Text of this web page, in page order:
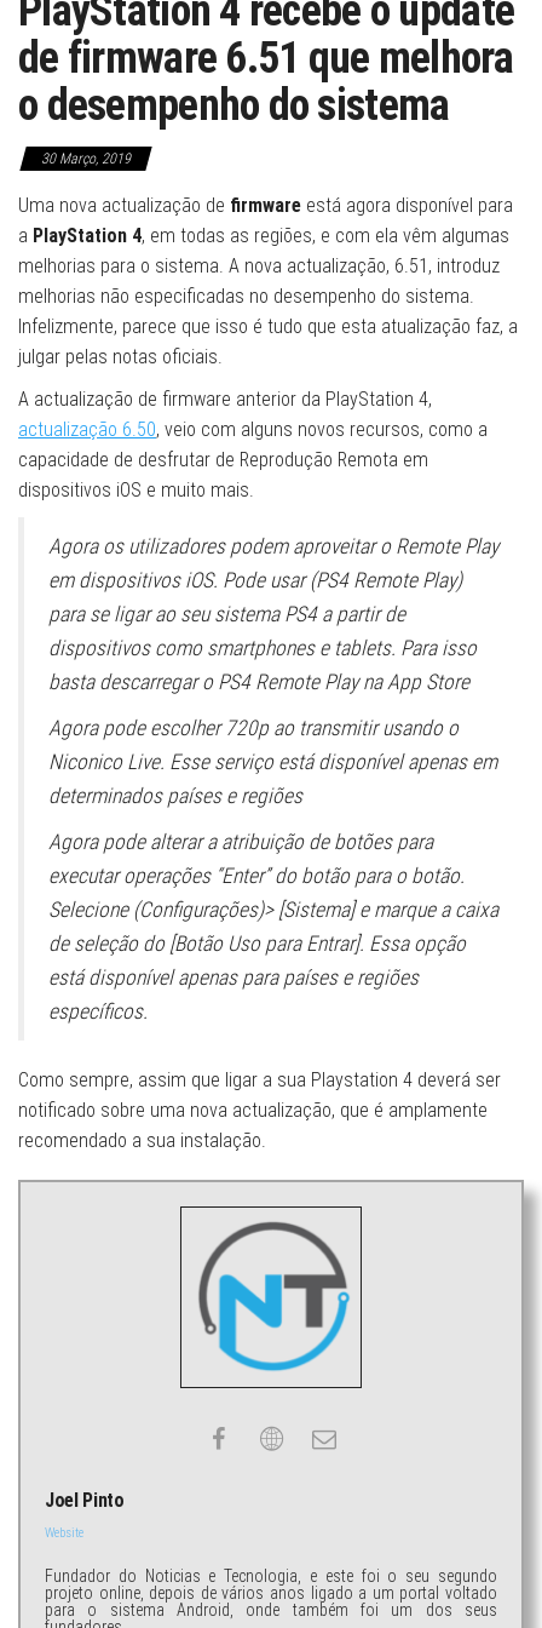
PlayStation 4 recebe o update
de firmware 6.51 que melhora
o desempenho do sistema
30 Março, 2019
Uma nova actualização de firmware está agora disponível para
a PlayStation 4, em todas as regiões, e com ela vêm algumas
melhorias para o sistema. A nova actualização, 6.51, introduz
melhorias não especificadas no desempenho do sistema.
Infelizmente, parece que isso é tudo que esta atualização faz, a
julgar pelas notas oficiais.
A actualização de firmware anterior da PlayStation 4,
actualização 6.50, veio com alguns novos recursos, como a
capacidade de desfrutar de Reprodução Remota em
dispositivos iOS e muito mais.
Agora os utilizadores podem aproveitar o Remote Play
em dispositivos iOS. Pode usar (PS4 Remote Play)
para se ligar ao seu sistema PS4 a partir de
dispositivos como smartphones e tablets. Para isso
basta descarregar o PS4 Remote Play na App Store
Agora pode escolher 720p ao transmitir usando o
Niconico Live. Esse serviço está disponível apenas em
determinados países e regiões
Agora pode alterar a atribuição de botões para
executar operações “Enter” do botão para o botão.
Selecione (Configurações)> [Sistema] e marque a caixa
de seleção do [Botão Uso para Entrar]. Essa opção
está disponível apenas para países e regiões
específicos.
Como sempre, assim que ligar a sua Playstation 4 deverá ser
notificado sobre uma nova actualização, que é amplamente
recomendado a sua instalação.
Joel Pinto
Website
Fundador do Noticias e Tecnologia, e este foi o seu segundo
projeto online, depois de vários anos ligado a um portal voltado
para o sistema Android, onde também foi um dos seus